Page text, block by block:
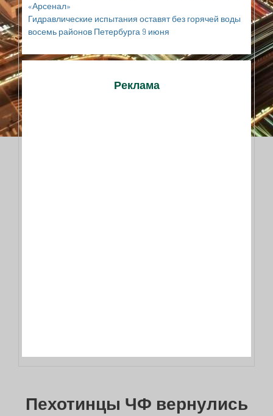
«Арсенал»
Гидравлические испытания оставят без горячей воды
восемь районов Петербурга 9 июня
Реклама
Пехотинцы ЧФ вернулись